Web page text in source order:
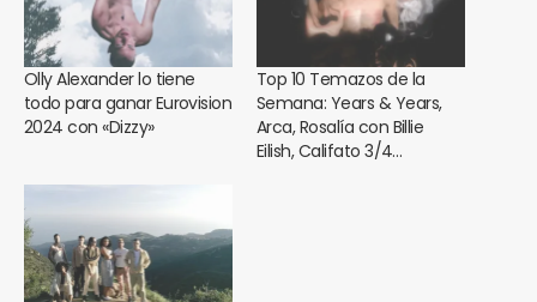
Olly Alexander lo tiene
todo para ganar Eurovision
2024 con «Dizzy»
Top 10 Temazos de la
Semana: Years & Years,
Arca, Rosalía con Billie
Eilish, Califato 3/4…